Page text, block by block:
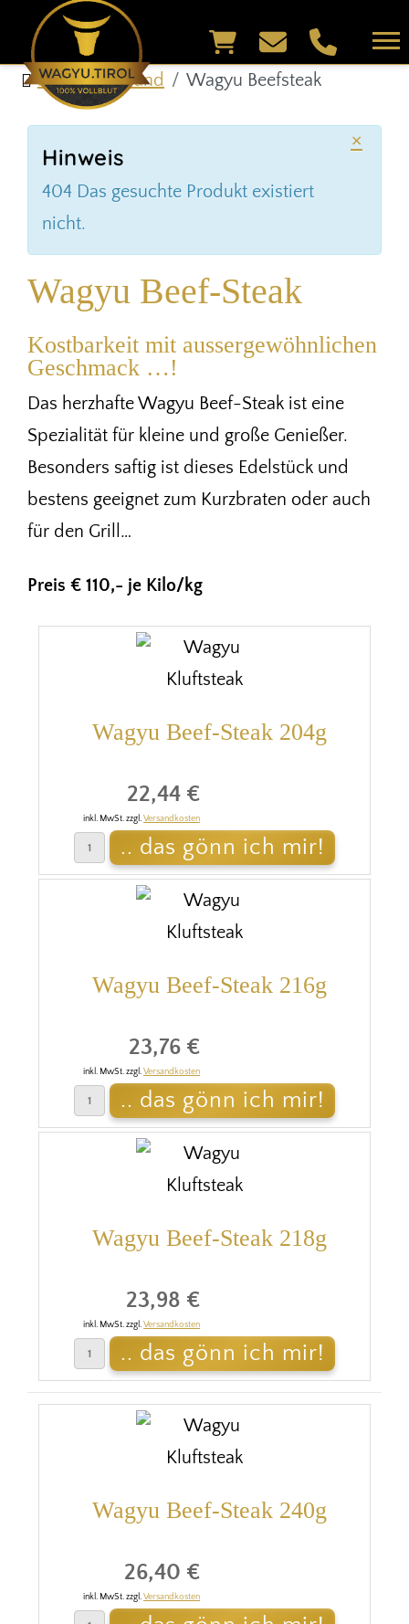
Shop & Versand Wagyu Beefsteak
×
Hinweis
404 Das gesuchte Produkt existiert
nicht.
Wagyu Beef-Steak
Kostbarkeit mit aussergewöhnlichen
Geschmack …!
Das herzhafte Wagyu Beef-Steak ist eine
Spezialität für kleine und große Genießer.
Besonders saftig ist dieses Edelstück und
bestens geeignet zum Kurzbraten oder auch
für den Grill…
Preis € 110,- je Kilo/kg
Wagyu Beef-Steak 204g
22,44 €
inkl. MwSt. zzgl.Versandkosten
Wagyu Beef-Steak 216g
23,76 €
inkl. MwSt. zzgl.Versandkosten
Wagyu Beef-Steak 218g
23,98 €
inkl. MwSt. zzgl.Versandkosten
Wagyu Beef-Steak 240g
26,40 €
inkl. MwSt. zzgl.Versandkosten